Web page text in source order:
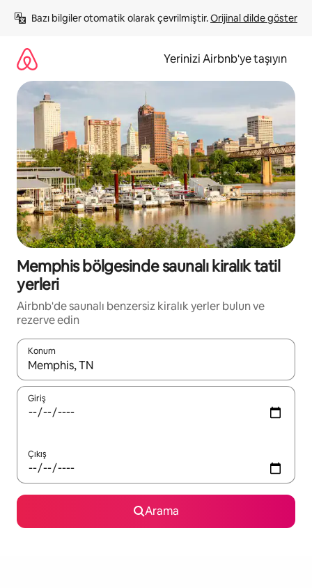
atla
Bazı bilgiler otomatik olarak çevrilmiştir. Orijinal dilde göster
Yerinizi Airbnb'ye taşıyın
Memphis bölgesinde saunalı kiralık tatil
yerleri
Airbnb'de saunalı benzersiz kiralık yerler bulun ve
rezerve edin
Konum
Sonuçlar kullanılabilir olduğunda yukarı ve aşağı oklarıyla
Giriş
Çıkış
Arama